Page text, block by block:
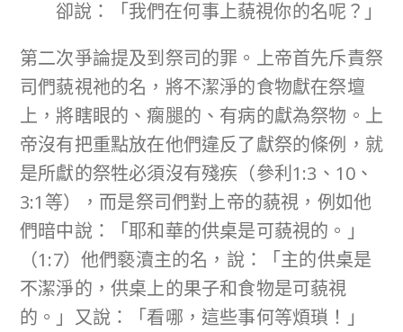
卻說：「我們在何事上藐視你的名呢？」
第二次爭論提及到祭司的罪。上帝首先斥責祭
司們藐視祂的名，將不潔淨的食物獻在祭壇
上，將瞎眼的、瘸腿的、有病的獻為祭物。上
帝沒有把重點放在他們違反了獻祭的條例，就
是所獻的祭牲必須沒有殘疾（參利1:3、10、
3:1等），而是祭司們對上帝的藐視，例如他
們暗中說：「耶和華的供桌是可藐視的。」
（1:7）他們褻瀆主的名，說：「主的供桌是
不潔淨的，供桌上的果子和食物是可藐視
的。」又說：「看哪，這些事何等煩瑣！」